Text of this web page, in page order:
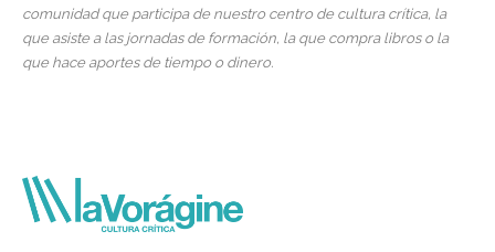
comunidad que participa de nuestro centro de cultura crítica, la
que asiste a las jornadas de formación, la que compra libros o la
que hace aportes de tiempo o dinero.